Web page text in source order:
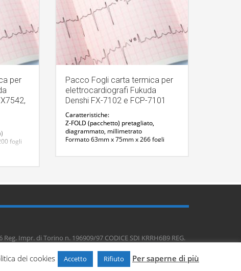
per
fogli
Pacco Fogli carta termica per
elettrocardiografi Fukuda
Denshi FX-7102 e FCP-7101
Caratteristiche:
Z-FOLD (pacchetto) pretagliato,
diagrammato, millimetrato
Formato 63mm x 75mm x 266 fogli
Contattaci
Impr. di Torino n. 196909/97 CODICE SDI KRRH6B9 REG.
dei cookies Accetto Rifiuto Per saperne di più